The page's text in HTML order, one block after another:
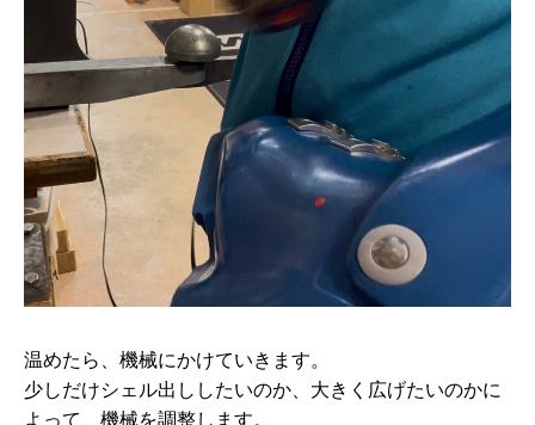
温めたら、機械にかけていきます。
少しだけシェル出ししたいのか、大きく広げたいのかに
よって、機械を調整します。